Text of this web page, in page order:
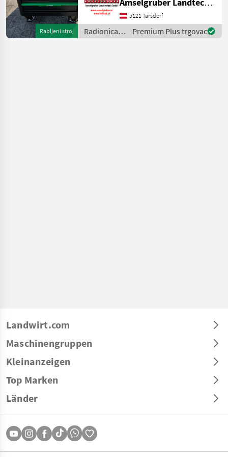
Rabljeni stroj
5121 Tarsdorf
Radionica /
Sonstige
Premium Plus trgovac
Landwirt.com
Maschinengruppen
Kleinanzeigen
Top Marken
Länder